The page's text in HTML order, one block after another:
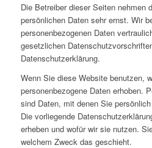
Die Betreiber dieser Seiten nehmen
persönlichen Daten sehr ernst. Wir
personenbezogenen Daten
gesetzlichen
Datenschutzerklärung.
Wenn Sie diese Website benutzen,
personenbezogene Daten erhoben.
sind Daten, mit denen Sie
Die vorliegende
erheben und wofür wir sie nutzen.
welchem Zweck das geschieht.